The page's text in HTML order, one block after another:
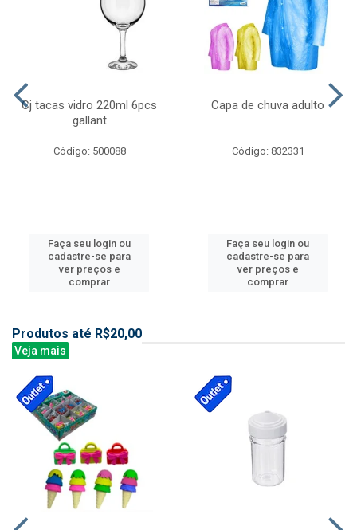
Cj tacas vidro 220ml 6pcs
gallant
Código: 500088
Faça seu login ou
cadastre-se para
ver preços e
comprar
Capa de chuva adulto
Código: 832331
Faça seu login ou
cadastre-se para
ver preços e
comprar
Produtos até R$20,00
Veja mais